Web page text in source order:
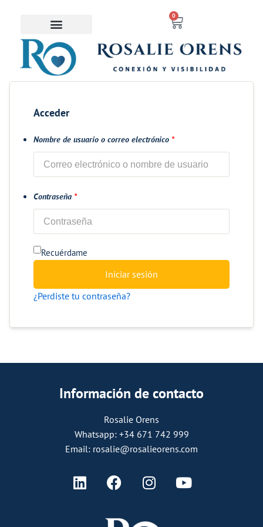
contenido
0
Acceder
Nombre de usuario o correo electrónico *
Contraseña *
Recuérdame
Iniciar sesión
¿Perdiste tu contraseña?
Información de contacto
Rosalie Orens
Whatsapp: +34 671 742 999
Email: rosalie@rosalieorens.com